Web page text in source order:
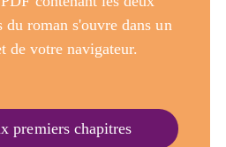
du roman s'ouvre dans un
de votre navigateur.
premiers chapitres